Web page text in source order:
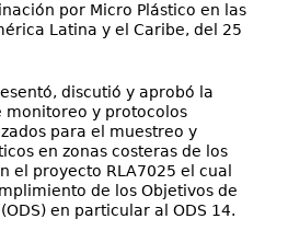
por Micro Plástico en las
Latina y el Caribe, del 25
discutió y aprobó la
y protocolos
para el muestreo y
en zonas costeras de los
el proyecto RLA7025 el cual
de los Objetivos de
en particular al ODS 14.